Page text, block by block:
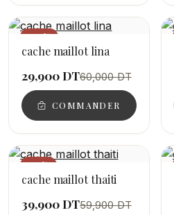
−50%
cache maillot lina
29,900 DT60,000 DT
COMMANDER
−33%
cache maillot thaiti
39,900 DT59,900 DT